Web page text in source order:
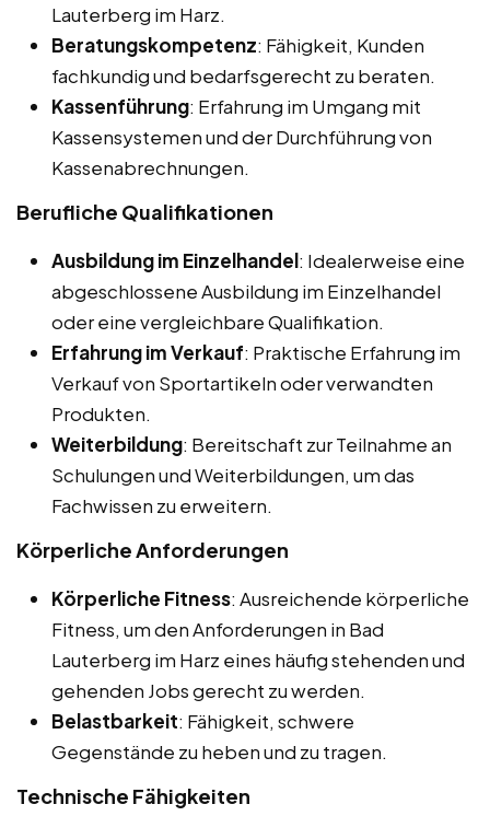
Lauterberg im Harz.
Beratungskompetenz: Fähigkeit, Kunden
fachkundig und bedarfsgerecht zu beraten.
Kassenführung: Erfahrung im Umgang mit
Kassensystemen und der Durchführung von
Kassenabrechnungen.
Berufliche Qualifikationen
Ausbildung im Einzelhandel: Idealerweise eine
abgeschlossene Ausbildung im Einzelhandel
oder eine vergleichbare Qualifikation.
Erfahrung im Verkauf: Praktische Erfahrung im
Verkauf von Sportartikeln oder verwandten
Produkten.
Weiterbildung: Bereitschaft zur Teilnahme an
Schulungen und Weiterbildungen, um das
Fachwissen zu erweitern.
Körperliche Anforderungen
Körperliche Fitness: Ausreichende körperliche
Fitness, um den Anforderungen in Bad
Lauterberg im Harz eines häufig stehenden und
gehenden Jobs gerecht zu werden.
Belastbarkeit: Fähigkeit, schwere
Gegenstände zu heben und zu tragen.
Technische Fähigkeiten